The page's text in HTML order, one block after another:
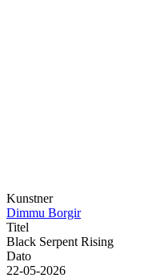
Kunstner
Dimmu Borgir
Titel
Black Serpent Rising
Dato
22-05-2026